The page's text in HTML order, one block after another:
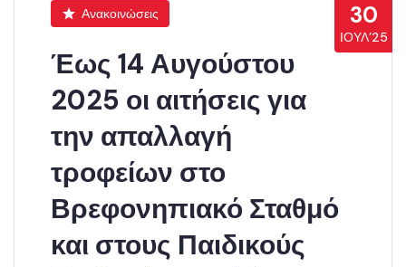
30
ΙΟΎΛ’25
Ανακοινώσεις
Έως 14 Αυγούστου
2025 οι αιτήσεις για
την απαλλαγή
τροφείων στο
Βρεφονηπιακό Σταθμό
και στους Παιδικούς